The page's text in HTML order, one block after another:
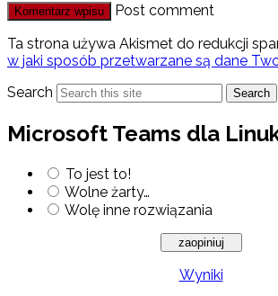
Post comment
Ta strona używa Akismet do redukcji
w jaki sposób przetwarzane są dane
Search
Search
Microsoft Teams dla
To jest to!
Wolne żarty…
Wolę inne rozwiązania
Wyniki